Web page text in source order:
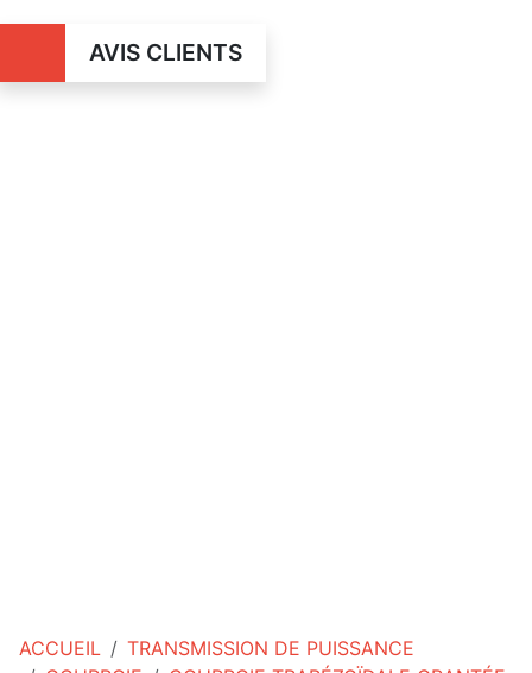
ACCUEIL
TRANSMISSION DE PUISSANCE
AVIS CLIENTS